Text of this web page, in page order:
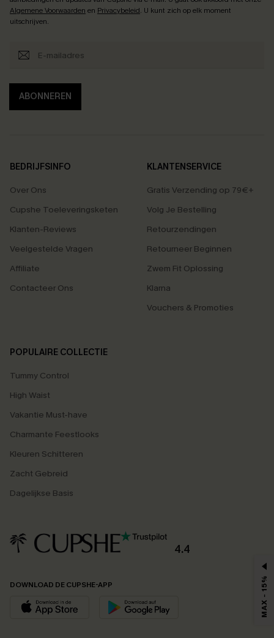
Algemene Voorwaarden en Privacybeleid. U kunt zich op elk moment
uitschrijven.
ABONNEREN
BEDRIJFSINFO
Over Ons
Cupshe Toeleveringsketen
Klanten-Reviews
Veelgestelde Vragen
Affiliate
Contacteer Ons
KLANTENSERVICE
Gratis Verzending op 79€+
Volg Je Bestelling
Retourzendingen
Retourneer Beginnen
Zwem Fit Oplossing
Klarna
Vouchers & Promoties
POPULAIRE COLLECTIE
Tummy Control
High Waist
Vakantie Must-have
Charmante Feestlooks
Kleuren Schitteren
Zacht Gebreid
Dagelijkse Basis
4.4
DOWNLOAD DE CUPSHE-APP MAX - 15%